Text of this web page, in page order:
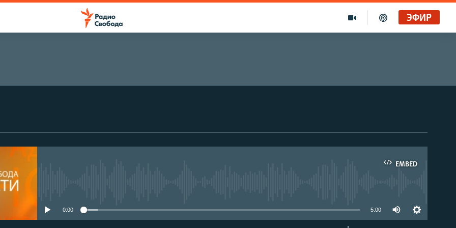
ЭФИР
EMBED
0:00 5:00